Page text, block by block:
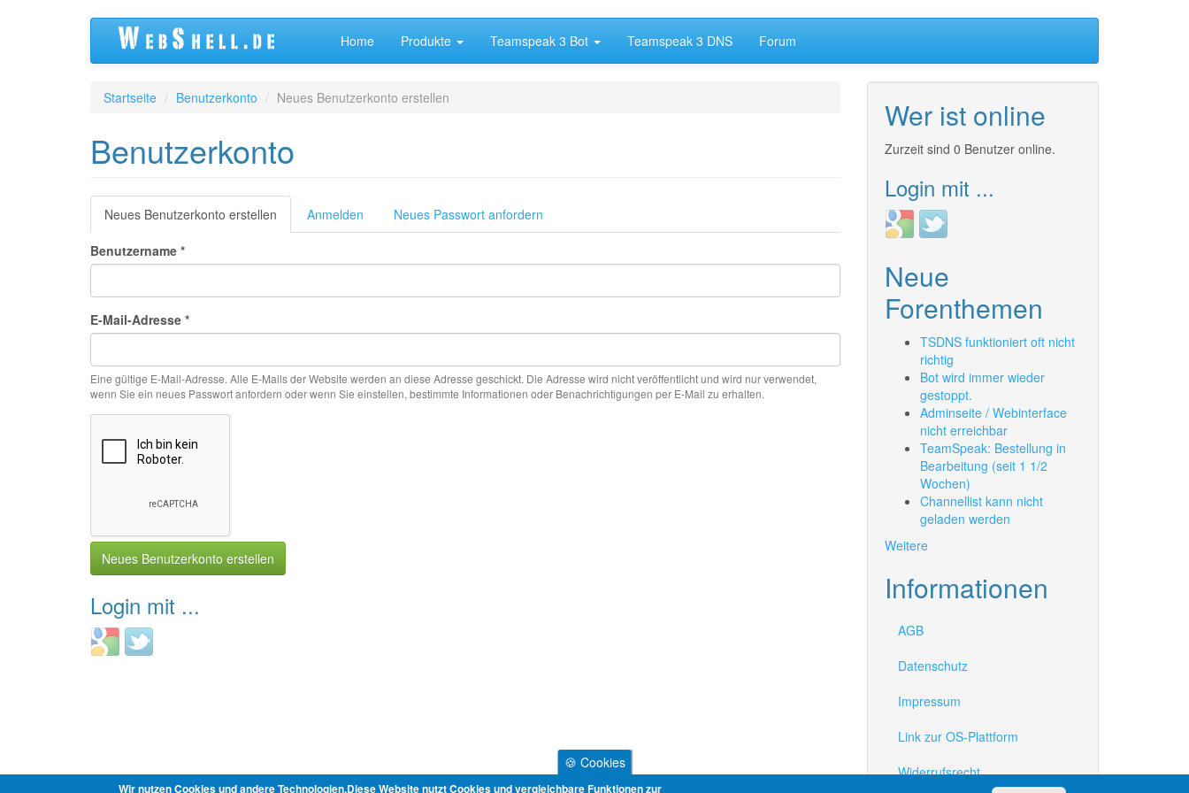
Home Produkte Teamspeak 3 Bot Teamspeak 3 DNS Forum
Startseite Benutzerkonto Neues Benutzerkonto erstellen
Benutzerkonto
Primäre
Reiter
Neues Benutzerkonto erstellen (aktiver
Reiter)
Anmelden Neues Passwort anfordern
Benutzername *
E-Mail-Adresse *
Eine gültige E-Mail-Adresse. Alle E-Mails der Website werden an diese Adresse geschickt. Die Adresse wird nicht veröffentlicht und wird nur verwendet,
wenn Sie ein neues Passwort anfordern oder wenn Sie einstellen, bestimmte Informationen oder Benachrichtigungen per E-Mail zu erhalten.
Neues Benutzerkonto erstellen
Login mit ...
Login
with
Login
with
Wer ist online
Zurzeit sind 0 Benutzer online.
Login mit ...
Login
with
Login
with
Neue
Forenthemen
TSDNS funktioniert oft nicht
richtig
Bot wird immer wieder
gestoppt.
Adminseite / Webinterface
nicht erreichbar
TeamSpeak: Bestellung in
Bearbeitung (seit 1 1/2
Wochen)
Channellist kann nicht
geladen werden
Weitere
Informationen
AGB
Datenschutz
Impressum
Link zur OS-Plattform
Widerrufsrecht
🍪 Cookies
Wir nutzen Cookies und andere Technologien.Diese Website nutzt Cookies und vergleichbare Funktionen zur